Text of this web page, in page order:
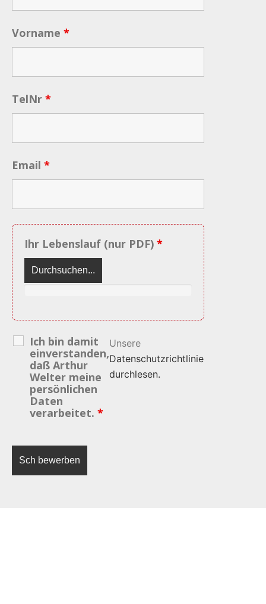
Vorname *
TelNr *
Email *
Ihr Lebenslauf (nur PDF) *
Durchsuchen...
Ich bin damit
einverstanden,
daß Arthur
Welter meine
persönlichen
Daten
verarbeitet. *
Unsere
Datenschutzrichtlinie
durchlesen.